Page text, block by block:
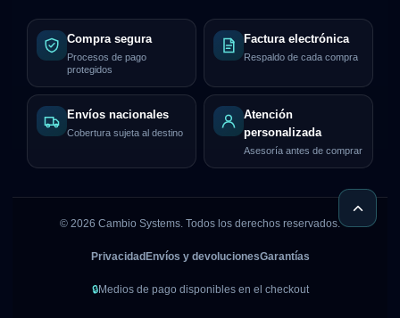
Compra segura
Procesos de pago
protegidos
Factura electrónica
Respaldo de cada compra
Envíos nacionales
Cobertura sujeta al destino
Atención
personalizada
Asesoría antes de comprar
© 2026 Cambio Systems. Todos los derechos reservados.
Privacidad Envíos y devolucionesGarantías
🔒Medios de pago disponibles en el checkout